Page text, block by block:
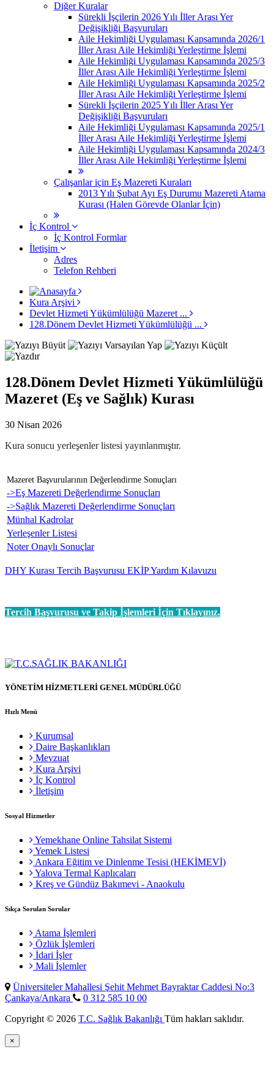
Diğer Kuralar
Sürekli İşçilerin 2026 Yılı İller Arası Yer
Değişikliği Başvuruları
Aile Hekimliği Uygulaması Kapsamında 2026/1
İller Arası Aile Hekimliği Yerleştirme İşlemi
Aile Hekimliği Uygulaması Kapsamında 2025/3
İller Arası Aile Hekimliği Yerleştirme İşlemi
Aile Hekimliği Uygulaması Kapsamında 2025/2
İller Arası Aile Hekimliği Yerleştirme İşlemi
Sürekli İşçilerin 2025 Yılı İller Arası Yer
Değişikliği Başvuruları
Aile Hekimliği Uygulaması Kapsamında 2025/1
İller Arası Aile Hekimliği Yerleştirme İşlemi
Aile Hekimliği Uygulaması Kapsamında 2024/3
İller Arası Aile Hekimliği Yerleştirme İşlemi
Çalışanlar için Eş Mazereti Kuraları
2013 Yılı Şubat Ayı Eş Durumu Mazereti Atama
Kurası (Halen Görevde Olanlar İçin)
İç Kontrol
İç Kontrol Formlar
İletişim
Adres
Telefon Rehberi
Kura Arşivi
Devlet Hizmeti Yükümlülüğü Mazeret ...
128.Dönem Devlet Hizmeti Yükümlülüğü ...
128.Dönem Devlet Hizmeti Yükümlülüğü
Mazeret (Eş ve Sağlık) Kurası
30 Nisan 2026
Kura sonucu yerleşenler listesi yayınlanmıştır.
Mazeret Başvurularının Değerlendirme Sonuçları
->Eş Mazereti Değerlendirme Sonuçları
->Sağlık Mazereti Değerlendirme Sonuçları
Münhal Kadrolar
Yerleşenler Listesi
Noter Onaylı Sonuçlar
DHY Kurası Tercih Başvurusu EKİP Yardım Kılavuzu
Tercih Başvurusu ve Takip İşlemleri İçin Tıklayınız.
YÖNETİM HİZMETLERİ GENEL MÜDÜRLÜĞÜ
Hızlı Menü
Kurumsal
Daire Başkanlıkları
Mevzuat
Kura Arşivi
İç Kontrol
İletişim
Sosyal Hizmetler
Yemekhane Online Tahsilat Sistemi
Yemek Listesi
Ankara Eğitim ve Dinlenme Tesisi (HEKİMEVİ)
Yalova Termal Kaplıcaları
Kreş ve Gündüz Bakımevi - Anaokulu
Sıkça Sorulan Sorular
Atama İşlemleri
Özlük İşlemleri
İdari İşler
Mali İşlemler
Üniversiteler Mahallesi Şehit Mehmet Bayraktar Caddesi No:3
Çankaya/Ankara
0 312 585 10 00
Copyright © 2026 T.C. Sağlık Bakanlığı Tüm hakları saklıdır.
×